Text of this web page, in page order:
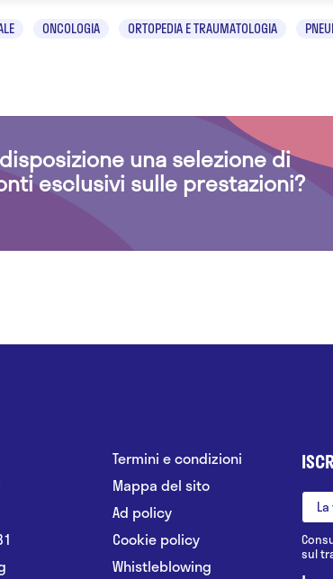
ONCOLOGIA ORTOPEDIA E TRAUMATOLOGIA
una selezione di
esclusivi sulle prestazioni?
Termini e condizioni
Mappa del sito
Ad policy
Cookie policy
Whistleblowing
sul